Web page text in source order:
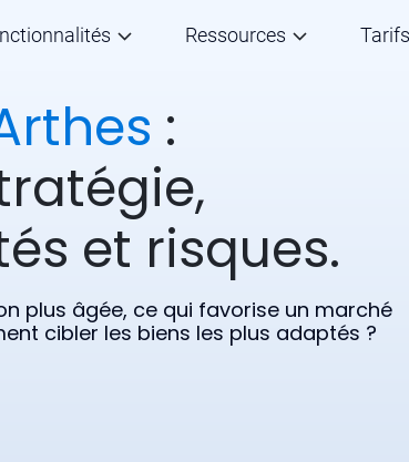
Ressources Tarifs
:
et risques.
plus âgée, ce qui favorise un marché
cibler les biens les plus adaptés ?